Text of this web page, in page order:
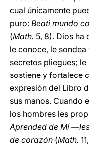
cual únicamente
puro: Beati mundo
(Math. 5, 8). Dios ha
le conoce, le sondea
secretos pliegues;
sostiene y fortalece
expresión del Libro
sus manos. Cuando
los hombres les
Aprended de Mí
de corazón (Math.